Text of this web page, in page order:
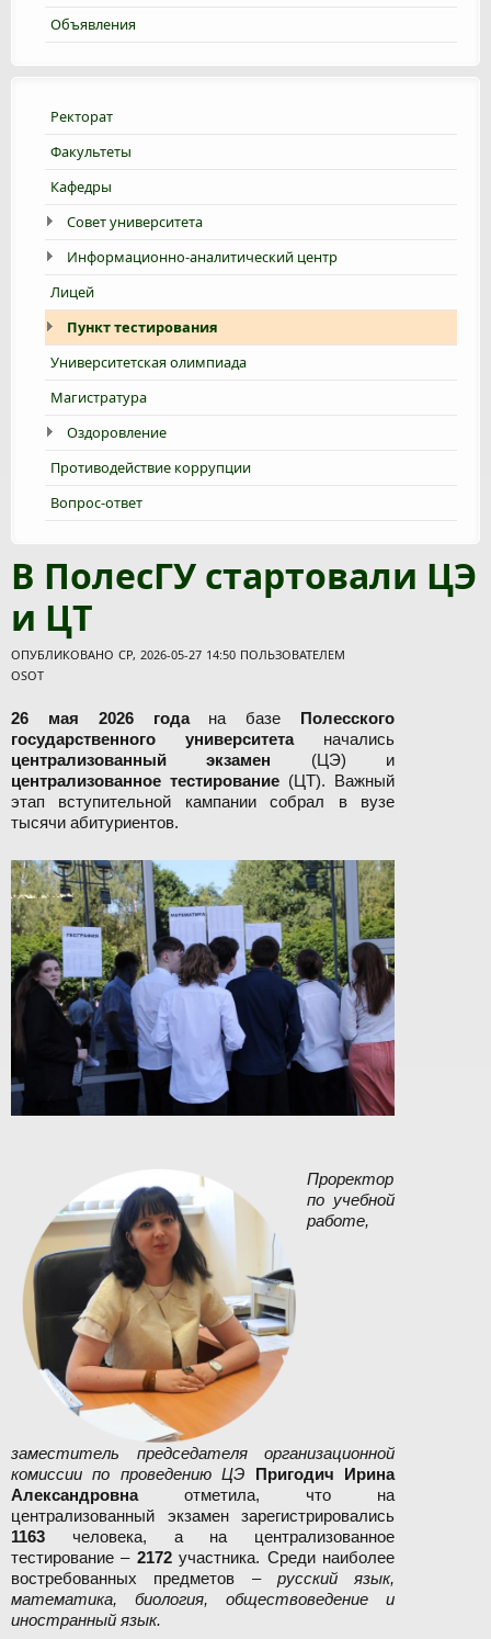
Объявления
Ректорат
Факультеты
Кафедры
Совет университета
Информационно-аналитический центр
Лицей
Пункт тестирования
Университетская олимпиада
Магистратура
Оздоровление
Противодействие коррупции
Вопрос-ответ
В ПолесГУ стартовали ЦЭ
и ЦТ
ОПУБЛИКОВАНО СР, 2026-05-27 14:50 ПОЛЬЗОВАТЕЛЕМ
OSOT
26 мая 2026 годана базе Полесского
государственного университетаначались
централизованный экзамен (ЦЭ) и
централизованное тестирование (ЦТ). Важный
этап вступительной кампании собрал в вузе
тысячи абитуриентов.
Проректор
по учебной
работе,
заместитель председателя организационной
комиссии по проведению ЦЭ
Пригодич Ирина
Александровнаотметила, что на
централизованный экзамен зарегистрировались
1163 человека, а на централизованное
тестирование –2172участника. Среди наиболее
востребованных предметов – русский язык,
математика, биология, обществоведение и
иностранный язык.